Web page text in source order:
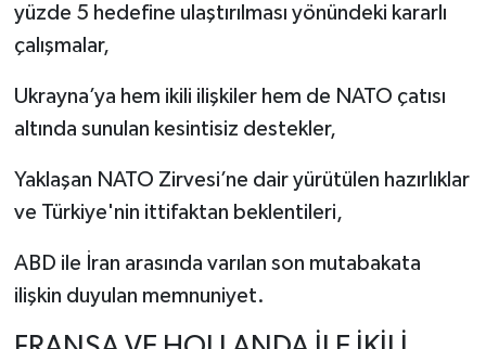
yüzde 5 hedefine ulaştırılması yönündeki kararlı
çalışmalar,
Ukrayna’ya hem ikili ilişkiler hem de NATO çatısı
altında sunulan kesintisiz destekler,
Yaklaşan NATO Zirvesi’ne dair yürütülen hazırlıklar
ve Türkiye'nin ittifaktan beklentileri,
ABD ile İran arasında varılan son mutabakata
ilişkin duyulan memnuniyet.